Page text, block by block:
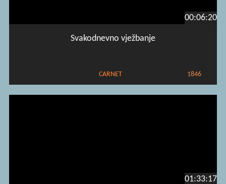
00:06:20
Svakodnevno vježbanje
CARNET 1846
01:33:17